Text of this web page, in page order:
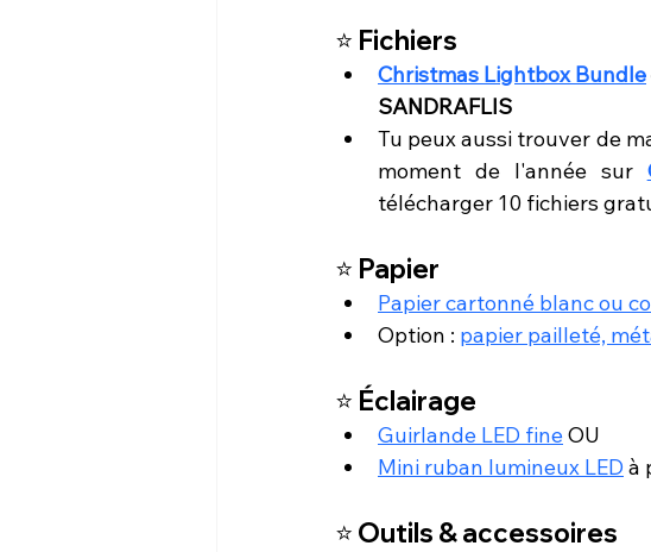
⭐ Fichiers
Christmas Lightbox Bundle
SANDRAFLIS
Tu peux aussi trouver de
moment de l'année sur
télécharger 10 fichiers
⭐ Papier
Papier cartonné blanc ou
Option : papier pailleté,
⭐ Éclairage
Guirlande LED fine OU
Mini ruban lumineux LED à
⭐ Outils & accessoires